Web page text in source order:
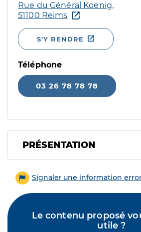
Rue du Général Koenig,
51100 Reims
S'Y RENDRE
Téléphone
03 26 78 78 78
PRÉSENTATION
Signaler une information
Le contenu proposé
utile ?